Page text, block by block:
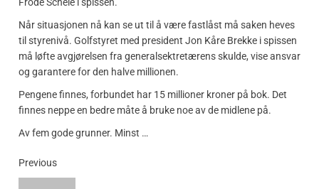
Når situasjonen nå kan se ut til å være fastlåst må saken heves
til styrenivå. Golfstyret med president Jon Kåre Brekke i spissen
må løfte avgjørelsen fra generalsektretærens skulde, vise ansvar
og garantere for den halve millionen.
Pengene finnes, forbundet har 15 millioner kroner på bok. Det
finnes neppe en bedre måte å bruke noe av de midlene på.
Av fem gode grunner. Minst …
Previous